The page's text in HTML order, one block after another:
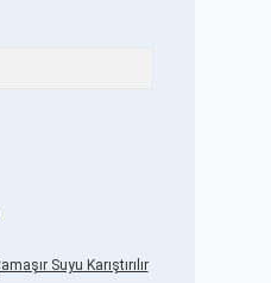
Suyu Karıştırılır